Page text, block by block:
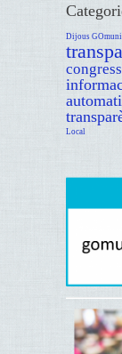
Dijous
Local